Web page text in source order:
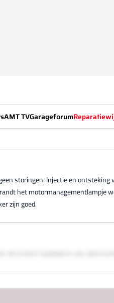
AMT TVGarageforum
storingen. Injectie en
het motormanagementlampje
zijn goed.